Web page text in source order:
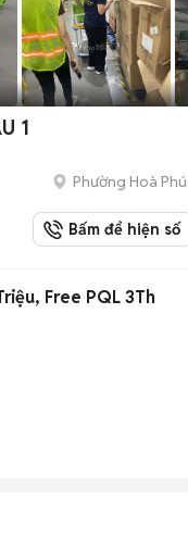
1
Phường Hoà Phú
Bấm để hiện số
Free PQL 3Th